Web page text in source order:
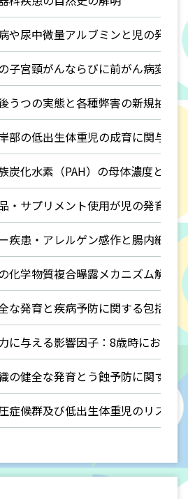
や尿中微量アルブミンと児の発育
子宮頸がんならびに前がん病変発
うつの実態と各種弊害の新規抽出
部の低出生体重児の成育に関与す
炭化水素（PAH）の母体濃度と胎
・サプリメント使用が児の発育へ
疾患・アレルゲン感作と腸内細菌
化学物質複合曝露メカニズム解明
な発育と疾病予防に関する包括的
に与える影響因子：8歳時における
の健全な発育とう蝕予防に関する
症候群及び低出生体重児のリスク